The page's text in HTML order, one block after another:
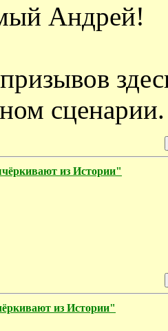
Андрей!
сценарии.
из Истории"
из Истории"